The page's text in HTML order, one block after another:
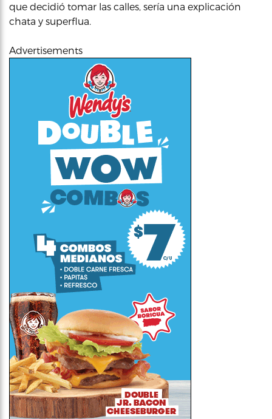
que decidió tomar las calles, sería una explicación
chata y superflua.
Advertisements